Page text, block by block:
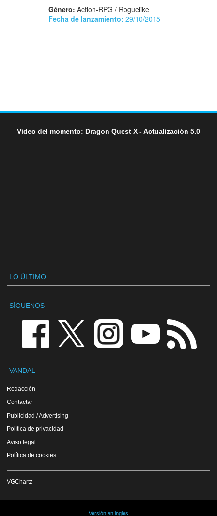
Género: Action-RPG / Roguelike
Fecha de lanzamiento: 29/10/2015
Vídeo del momento: Dragon Quest X - Actualización 5.0
LO ÚLTIMO
SÍGUENOS
VANDAL
Redacción
Contactar
Publicidad / Advertising
Política de privacidad
Aviso legal
Política de cookies
VGChartz
Versión en inglés